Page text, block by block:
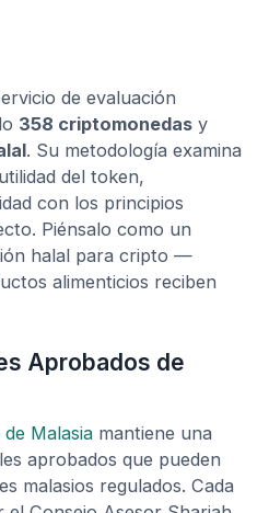
de evaluación
358 criptomonedas y
. Su metodología examina
del token,
con los principios
Piénsalo como un
halal para cripto —
alimenticios reciben
Aprobados de
Malasia mantiene una
aprobados que pueden
malasios regulados. Cada